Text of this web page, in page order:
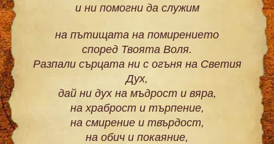
и ни помогни да служим
на пътищата на помирението
според Твоята Воля.
Разпали сърцата ни с огъня на Светия
Дух,
дай ни дух на мъдрост и вяра,
на храброст и търпение,
на смирение и твърдост,
на обич и покаяние,